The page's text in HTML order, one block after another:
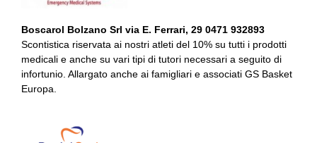
Boscarol Bolzano Srl via E. Ferrari, 29 0471 932893
Scontistica riservata ai nostri atleti del 10% su tutti i prodotti
medicali e anche su vari tipi di tutori necessari a seguito di
infortunio. Allargato anche ai famigliari e associati GS Basket
Europa.